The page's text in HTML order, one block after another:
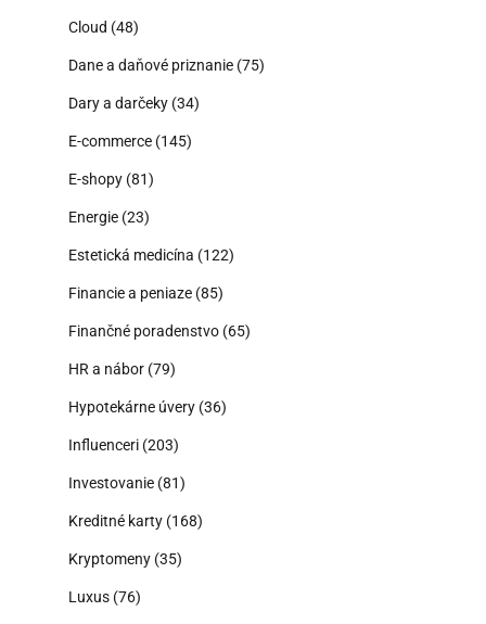
Cloud (48)
Dane a daňové priznanie (75)
Dary a darčeky (34)
E-commerce (145)
E-shopy (81)
Energie (23)
Estetická medicína (122)
Financie a peniaze (85)
Finančné poradenstvo (65)
HR a nábor (79)
Hypotekárne úvery (36)
Influenceri (203)
Investovanie (81)
Kreditné karty (168)
Kryptomeny (35)
Luxus (76)